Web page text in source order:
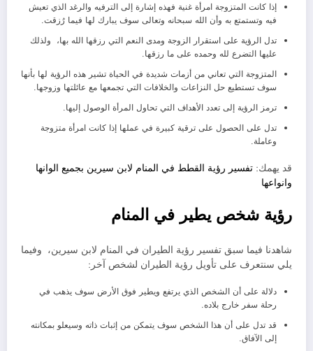
إذا كانت المتزوجة امرأة غنية فهذه إشارة إلى الترفيه والرغد الذي تعيش
فيه وتستمتع به وأن الله سبحانه وتعالى سوف يبارك لها فيما رُزقت.
تدل الرؤية على استقرار الزوجة ومدى النعم التي رزقها الله بها، ولذلك
عليها التضرع لله وحمده على ما رزقها.
المتزوجة التي تعاني من أزمات شديدة في الحياة تشير هذه الرؤية لها بأنها
سوف تستطيع حل النزاعات والخلافات التي تجمعها مع عائلتها وزوجها.
ترمز الرؤية إلى تعدد الأهداف التي تحاول المرأة الوصول إليها.
تدل على الحصول على ترقية كبيرة في عملها إذا كانت امرأة متزوجة
وعاملة.
قد يهمك: تفسير رؤية القطط في المنام لابن سيرين بجميع الوانها
وانواعها
رؤية شخص يطير في المنام
شاهدنا فيما سبق تفسير رؤية الطيران في المنام لابن سيرين، وفيما
يلي سنتعرف على تأويل رؤية الطيران لشخص آخر:
دلالة على أن الشخص الذي يرتفع ويطير فوق الأرض سوف يذهب في
رحلة سفر خارج بلاده.
قد تدل على أن هذا الشخص سوف يتمكن من إثبات ذاته وسيعلو بمكانته
إلى الآفاق.